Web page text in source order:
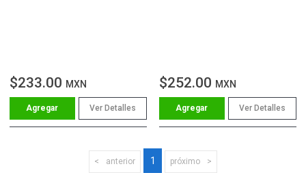
$233.00 MXN
Ver Detalles
$252.00 MXN
Ver Detalles
anterior 1 próximo